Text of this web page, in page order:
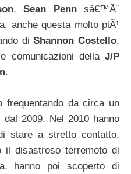
,Sean Pennsâ€™Ã¨
anche questa molto piÃ¹
diShannon Costello,
comunicazioni della J/P
.
da circa un
2009. Nel 2010 hanno
stare a stretto contatto,
il disastroso terremoto di
hanno poi scoperto di